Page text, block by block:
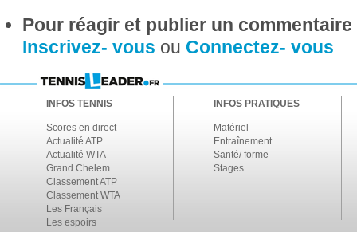
Pour réagir et publier un
Inscrivez- vous ou Connectez- vous
INFOS TENNIS
Scores en direct
Actualité ATP
Actualité WTA
Grand Chelem
Classement ATP
Classement WTA
Les Français
Les espoirs
INFOS PRATIQUES
Matériel
Entraînement
Santé/ forme
Stages